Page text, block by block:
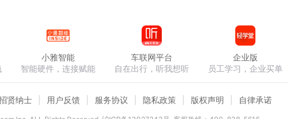
小雅智能
智能硬件，连接赋能
车联网平台
自在出行，听我想听
企业版
员工学习，企业买单
贤纳士 用户反馈 服务协议 隐私政策 版权声明 自律承诺